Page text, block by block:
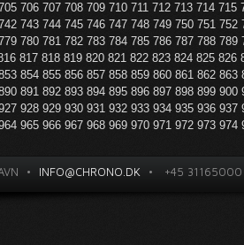
706 707 708 709 710 711 712 713 714 715
743 744 745 746 747 748 749 750 751 752
780 781 782 783 784 785 786 787 788 789
817 818 819 820 821 822 823 824 825 826
854 855 856 857 858 859 860 861 862 863
891 892 893 894 895 896 897 898 899 900
928 929 930 931 932 933 934 935 936 937
965 966 967 968 969 970 971 972 973 974
• INFO@CHRONO.DK • +45 31165000